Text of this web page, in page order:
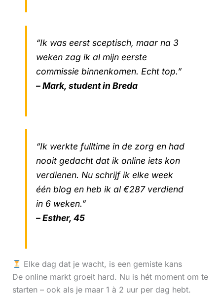
“Ik was eerst sceptisch, maar na 3
weken zag ik al mijn eerste
commissie binnenkomen. Echt top.”
– Mark, student in Breda
“Ik werkte fulltime in de zorg en had
nooit gedacht dat ik online iets kon
verdienen. Nu schrijf ik elke week
één blog en heb ik al €287 verdiend
in 6 weken.”
– Esther, 45
Elke dag dat je wacht, is een gemiste kans
De online markt groeit hard. Nu is hét moment om te
starten – ook als je maar 1 à 2 uur per dag hebt.